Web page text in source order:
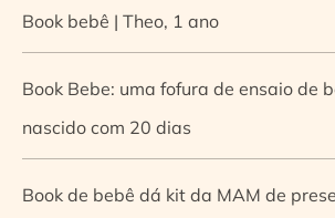
Book bebê | Theo, 1 ano
Book Bebe: uma fofura de ensaio de
nascido com 20 dias
Book de bebê dá kit da MAM de